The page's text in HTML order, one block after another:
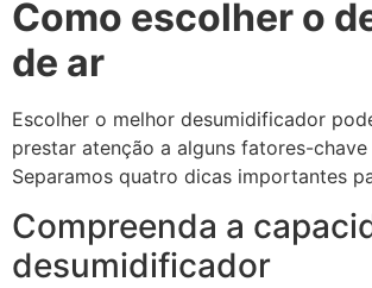
Como escolher o
de ar
Escolher o melhor desumidificador
prestar atenção a alguns fatores-
Separamos quatro dicas importantes
Compreenda a
desumidificador